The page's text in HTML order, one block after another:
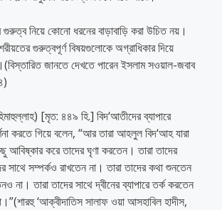
নিয়ে কোনো ধরনের বাড়াবাড়ি করা উচিত নয়।
গুরুত্বপূর্ণ বিষয়গুলোকে অগ্রাধিকার দিয়ে
জানতে দেখতে পারেন ইসলাম সওয়াল-জবাব
[মৃত: ৪৪৯ হি.] বিদ‘আতীদের ব্যাপারে
করতে গিয়ে বলেন, “আর তারা আহলুল বিদ‘আহ যারা
আবিষ্কার করে তাদের ঘৃণা করতেন। তারা তাদের
সাথে সম্পর্কও রাখতেন না। তারা তাদের কথা শুনতেন
না। তারা তাদের সাথে দ্বীনের ব্যাপারে তর্ক করতেন
‘আক্বীদাতিস সালাফ ওয়া আসহাবিল হাদীস,